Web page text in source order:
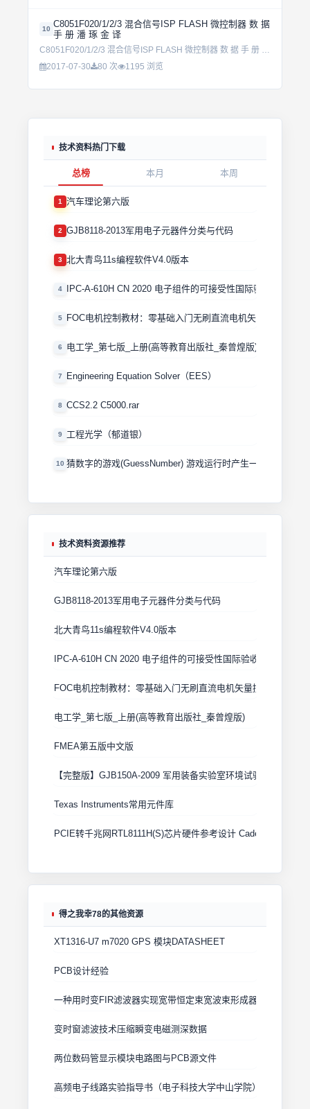
10 C8051F020/1/2/3 混合信号ISP FLASH 微控制器 数 据
手 册 潘 琢 金 译
C8051F020/1/2/3 混合信号ISP FLASH 微控制器 数 据 手 册 潘 琢 金 译...
2017-07-30
80 次 1195 浏览
技术资料热门下载
总榜 本月 本周
1 汽车理论第六版
2 GJB8118-2013军用电子元器件分类与代码
3 北大青鸟11s编程软件V4.0版本
4 IPC-A-610H CN 2020 电子组件的可接受性国际验收标准
5 FOC电机控制教材：零基础入门无刷直流电机矢量控制技术
6 电工学_第七版_上册(高等教育出版社_秦曾煌版)
7 Engineering Equation Solver（EES）
8 CCS2.2 C5000.rar
9 工程光学（郁道银）
10 猜数字的游戏(GuessNumber) 游戏运行时产生一个0－1000
技术资料资源推荐
汽车理论第六版
GJB8118-2013军用电子元器件分类与代码
北大青鸟11s编程软件V4.0版本
IPC-A-610H CN 2020 电子组件的可接受性国际验收标准
FOC电机控制教材：零基础入门无刷直流电机矢量控制技术 上
电工学_第七版_上册(高等教育出版社_秦曾煌版)
FMEA第五版中文版
【完整版】GJB150A-2009 军用装备实验室环境试验方法
Texas Instruments常用元件库
PCIE转千兆网RTL8111H(S)芯片硬件参考设计 Cadence原理图
得之我幸78的其他资源
XT1316-U7 m7020 GPS 模块DATASHEET
PCB设计经验
一种用时变FIR滤波器实现宽带恒定束宽波束形成器的方法
变时窗滤波技术压缩瞬变电磁测深数据
两位数码管显示模块电路图与PCB源文件
高频电子线路实验指导书（电子科技大学中山学院）